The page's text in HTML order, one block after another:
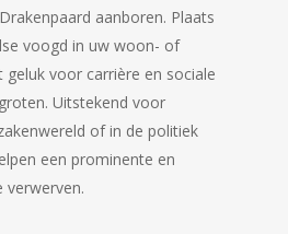
aanboren. Plaats
voogd in uw woon- of
voor carrière en sociale
Uitstekend voor
of in de politiek
een prominente en
verwerven.